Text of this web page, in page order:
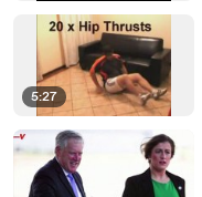
5:27